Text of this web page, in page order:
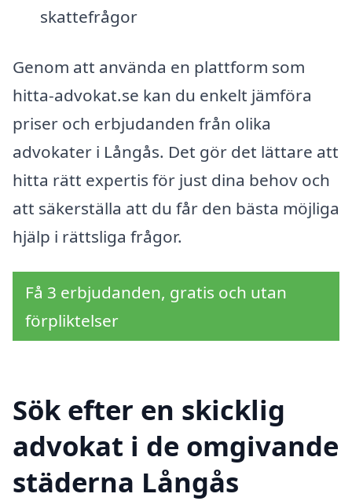
skattefrågor
Genom att använda en plattform som
hitta-advokat.se kan du enkelt jämföra
priser och erbjudanden från olika
advokater i Långås. Det gör det lättare att
hitta rätt expertis för just dina behov och
att säkerställa att du får den bästa möjliga
hjälp i rättsliga frågor.
Få 3 erbjudanden, gratis och utan
förpliktelser
Sök efter en skicklig
advokat i de omgivande
städerna Långås